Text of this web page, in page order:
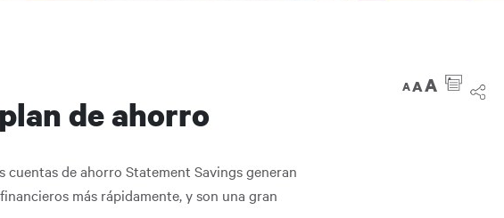
A
A A
de ahorro
de ahorro Statement Savings generan
más rápidamente, y son una gran